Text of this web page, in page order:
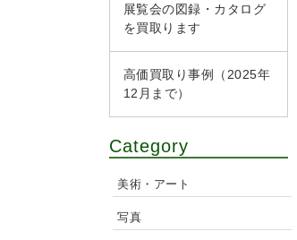
展覧会の図録・カタログ
を買取ります
高価買取り事例（2025年
12月まで）
Category
美術・アート
写真